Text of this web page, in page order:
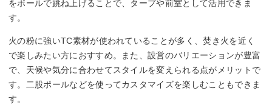
をポールで跳ね上げることで、タープや前室として活用できま
す。
火の粉に強いTC素材が使われていることが多く、焚き火を近く
で楽しみたい方におすすめ。また、設営のバリエーションが豊富
で、天候や気分に合わせてスタイルを変えられる点がメリットで
す。二股ポールなどを使ってカスタマイズを楽しむこともできま
す。